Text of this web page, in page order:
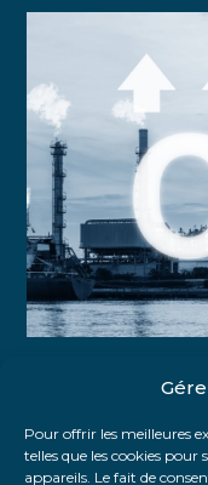
Pour offrir les meilleures
telles que les cookies
appareils. Le fait de
FaceBook
Twitter